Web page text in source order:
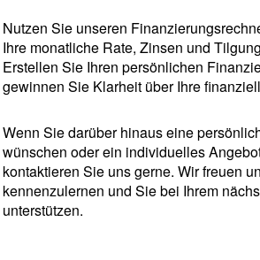
Nutzen Sie unseren
Ihre monatliche Rate, Zinsen und
Erstellen Sie Ihren persönlichen
gewinnen Sie Klarheit über Ihre
Wenn Sie darüber hinaus eine
wünschen oder ein individuelles
kontaktieren Sie uns gerne. Wir freuen
kennenzulernen und Sie bei Ihrem
unterstützen.